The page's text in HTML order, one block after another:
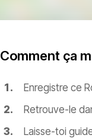
Comment ça
Enregistre ce
Retrouve-le
Laisse-toi